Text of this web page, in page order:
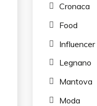
Cronaca
Food
Influencer
Legnano
Mantova
Moda